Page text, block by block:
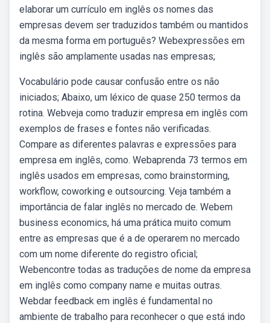
elaborar um currículo em inglês os nomes das
empresas devem ser traduzidos também ou mantidos
da mesma forma em português? Webexpressões em
inglês são amplamente usadas nas empresas;
Vocabulário pode causar confusão entre os não
iniciados; Abaixo, um léxico de quase 250 termos da
rotina. Webveja como traduzir empresa em inglês com
exemplos de frases e fontes não verificadas.
Compare as diferentes palavras e expressões para
empresa em inglês, como. Webaprenda 73 termos em
inglês usados em empresas, como brainstorming,
workflow, coworking e outsourcing. Veja também a
importância de falar inglês no mercado de. Webem
business economics, há uma prática muito comum
entre as empresas que é a de operarem no mercado
com um nome diferente do registro oficial;
Webencontre todas as traduções de nome da empresa
em inglês como company name e muitas outras.
Webdar feedback em inglês é fundamental no
ambiente de trabalho para reconhecer o que está indo